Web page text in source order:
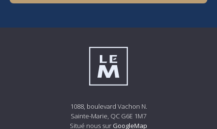
1088, boulevard Vachon N.
Sainte-Marie, QC G6E 1M7
Situé nous sur GoogleMap